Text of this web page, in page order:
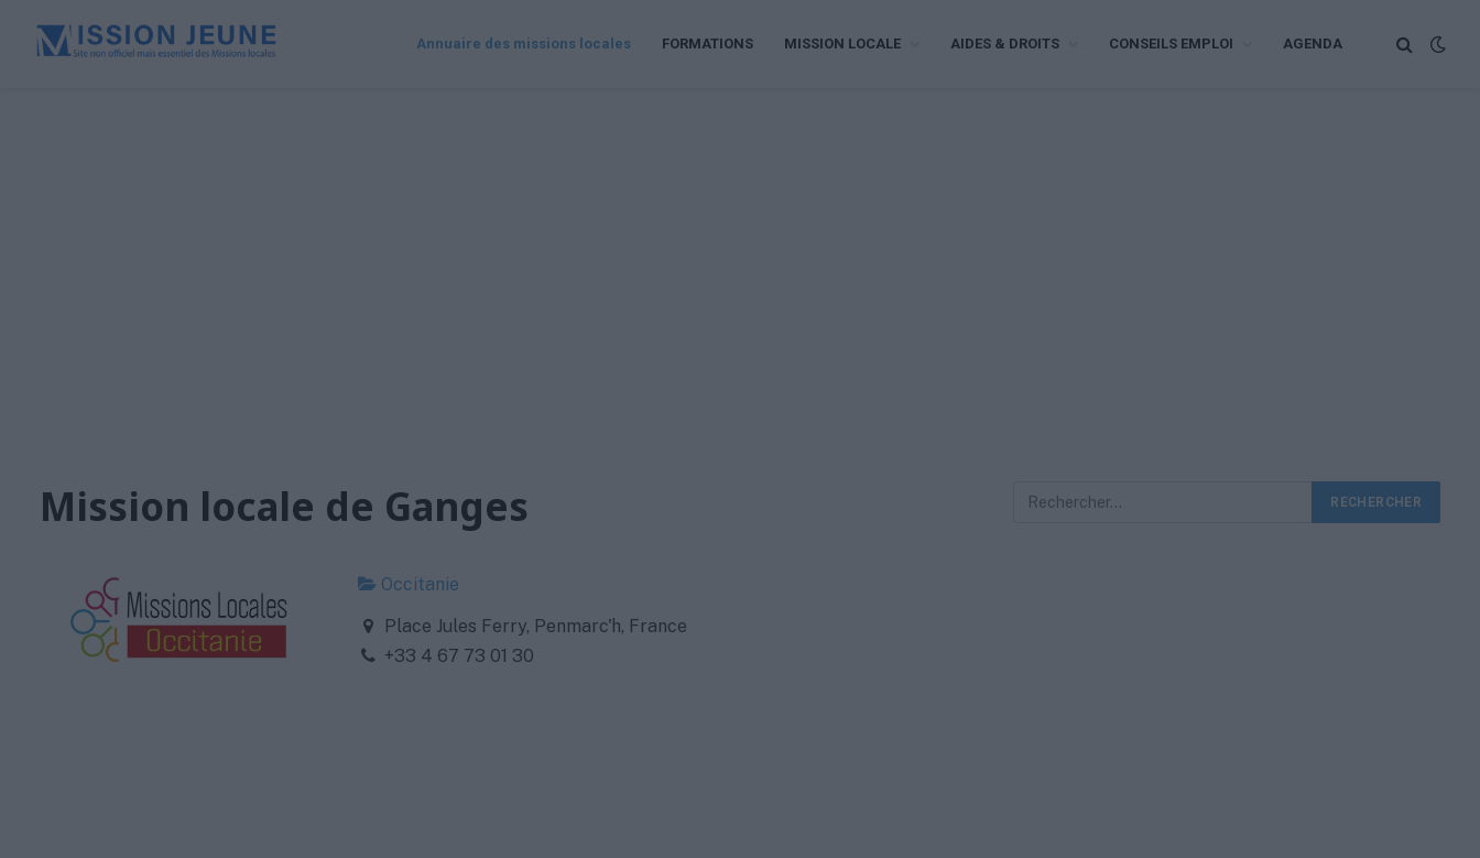
Annuaire des missions locales FORMATIONS MISSION LOCALE AIDES & DROITS CONSEILS EMPLOI AGENDA
Mission locale de Ganges
Occitanie
Place Jules Ferry, Penmarc'h, France
+33 4 67 73 01 30